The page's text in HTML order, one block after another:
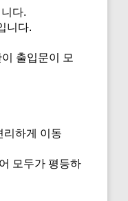
다.
니다.
출입문이 모
리하게 이동
모두가 평등하